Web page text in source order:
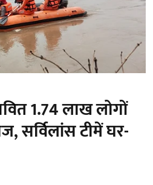
1.74 लाख लोगों
सर्विलांस टीमें घर-